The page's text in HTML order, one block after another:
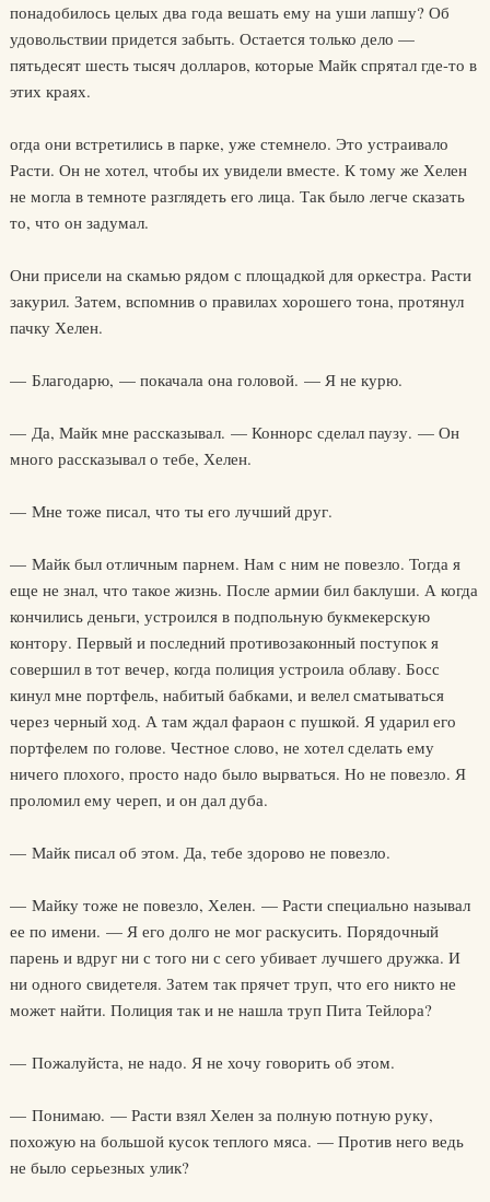
понадобилось целых два года вешать ему на уши лапшу? Об
удовольствии придется забыть. Остается только дело —
пятьдесят шесть тысяч долларов, которые Майк спрятал где-то в
этих краях.
огда они встретились в парке, уже стемнело. Это устраивало
Расти. Он не хотел, чтобы их увидели вместе. К тому же Хелен
не могла в темноте разглядеть его лица. Так было легче сказать
то, что он задумал.
Они присели на скамью рядом с площадкой для оркестра. Расти
закурил. Затем, вспомнив о правилах хорошего тона, протянул
пачку Хелен.
— Благодарю, — покачала она головой. — Я не курю.
— Да, Майк мне рассказывал. — Коннорс сделал паузу. — Он
много рассказывал о тебе, Хелен.
— Мне тоже писал, что ты его лучший друг.
— Майк был отличным парнем. Нам с ним не повезло. Тогда я
еще не знал, что такое жизнь. После армии бил баклуши. А когда
кончились деньги, устроился в подпольную букмекерскую
контору. Первый и последний противозаконный поступок я
совершил в тот вечер, когда полиция устроила облаву. Босс
кинул мне портфель, набитый бабками, и велел сматываться
через черный ход. А там ждал фараон с пушкой. Я ударил его
портфелем по голове. Честное слово, не хотел сделать ему
ничего плохого, просто надо было вырваться. Но не повезло. Я
проломил ему череп, и он дал дуба.
— Майк писал об этом. Да, тебе здорово не повезло.
— Майку тоже не повезло, Хелен. — Расти специально называл
ее по имени. — Я его долго не мог раскусить. Порядочный
парень и вдруг ни с того ни с сего убивает лучшего дружка. И
ни одного свидетеля. Затем так прячет труп, что его никто не
может найти. Полиция так и не нашла труп Пита Тейлора?
— Пожалуйста, не надо. Я не хочу говорить об этом.
— Понимаю. — Расти взял Хелен за полную потную руку,
похожую на большой кусок теплого мяса. — Против него ведь
не было серьезных улик?